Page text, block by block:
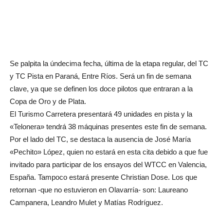
Se palpita la úndecima fecha, última de la etapa regular, del TC
y TC Pista en Paraná, Entre Ríos. Será un fin de semana
clave, ya que se definen los doce pilotos que entraran a la
Copa de Oro y de Plata.
El Turismo Carretera presentará 49 unidades en pista y la
«Telonera» tendrá 38 máquinas presentes este fin de semana.
Por el lado del TC, se destaca la ausencia de José María
«Pechito» López, quien no estará en esta cita debido a que fue
invitado para participar de los ensayos del WTCC en Valencia,
España. Tampoco estará presente Christian Dose. Los que
retornan -que no estuvieron en Olavarría- son: Laureano
Campanera, Leandro Mulet y Matías Rodríguez.